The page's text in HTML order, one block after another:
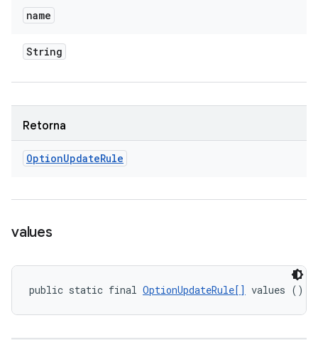
name
String
Retorna
OptionUpdateRule
values
public static final OptionUpdateRule[] values ()